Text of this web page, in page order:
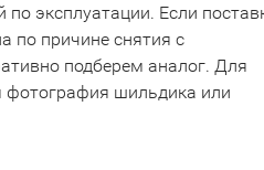
по эксплуатации. Если
по причине снятия с
подберем аналог. Для
фотография шильдика или